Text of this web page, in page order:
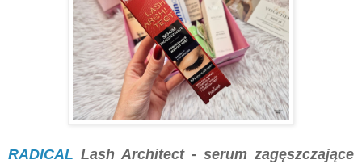
RADICAL Lash Architect - serum zagęszczające